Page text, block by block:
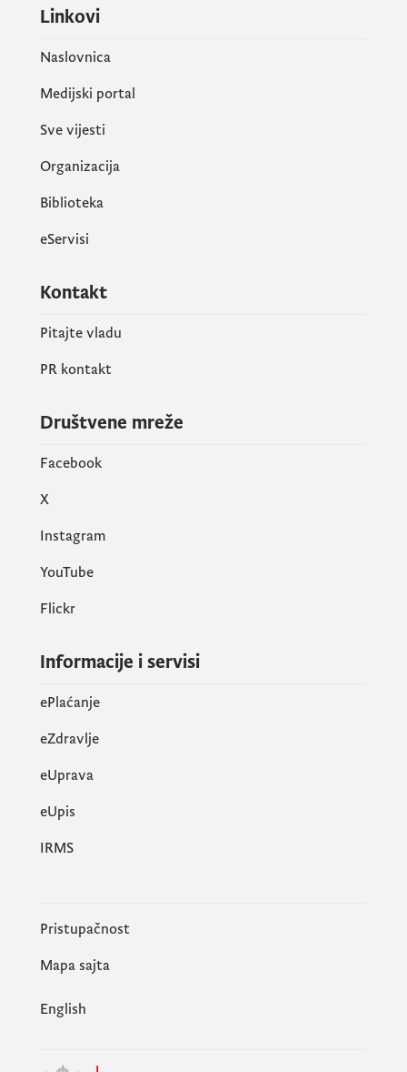
Linkovi
Naslovnica
Medijski portal
Sve vijesti
Organizacija
Biblioteka
eServisi
Kontakt
Pitajte vladu
PR kontakt
Društvene mreže
Facebook
X
Instagram
YouTube
Flickr
Informacije i servisi
ePlaćanje
eZdravlje
eUprava
еUpis
IRMS
Pristupačnost
Mapa sajta
English